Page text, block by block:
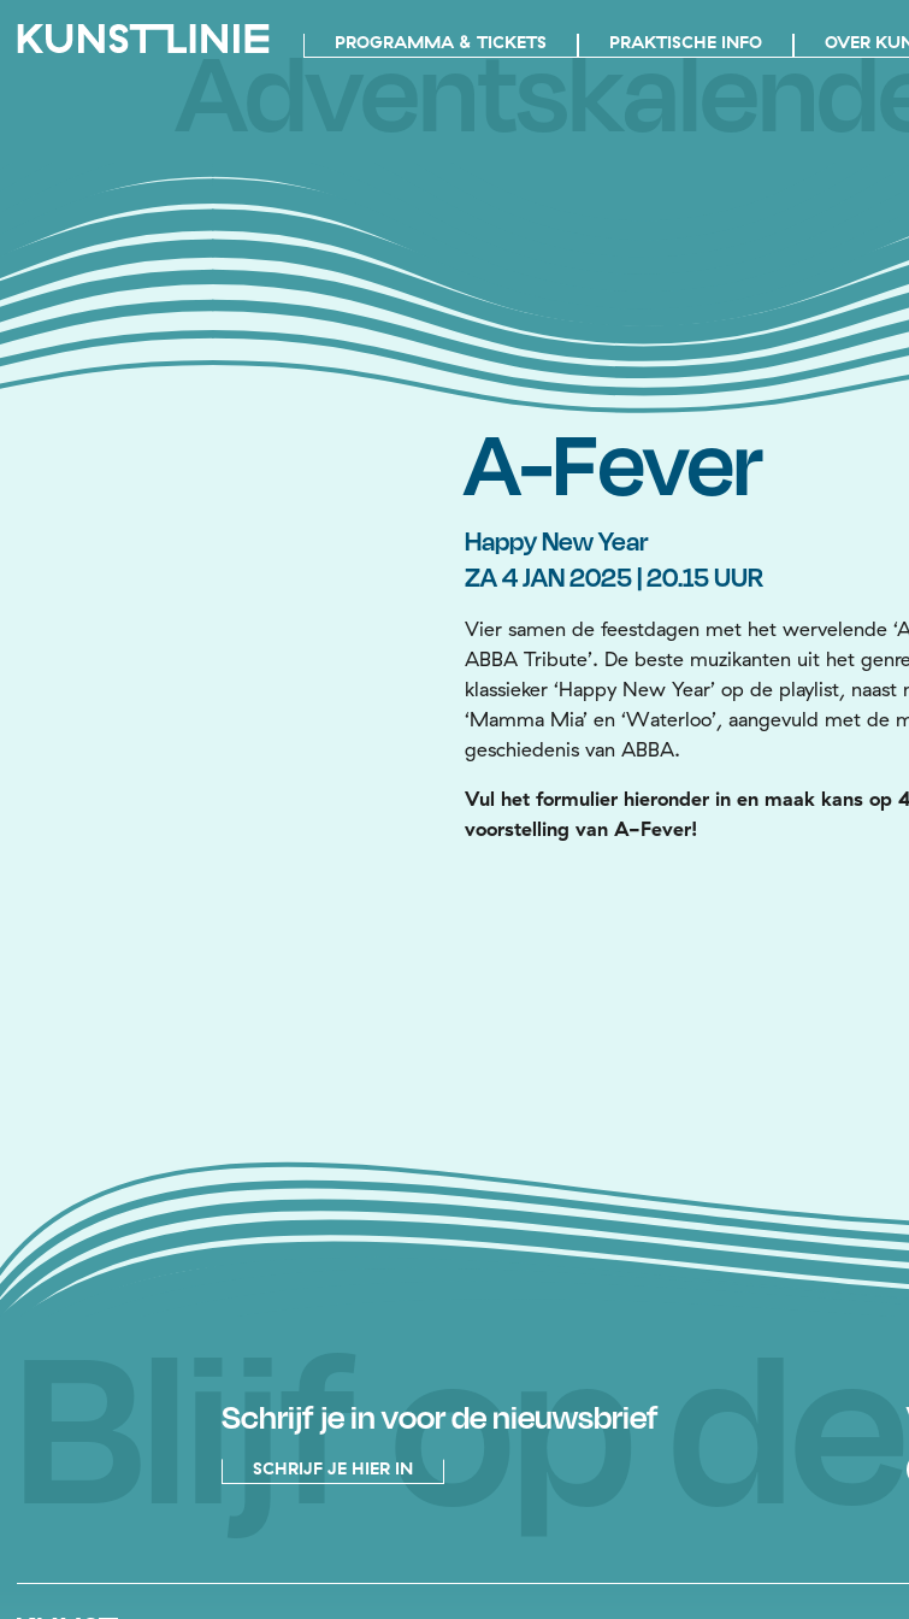
PROGRAMMA & TICKETS PRAKTISCHE INFO OVER
A-Fever
Happy New Year
ZA 4 JAN 2025 | 20.15 UUR
Vier samen de feestdagen met het wervelende
ABBA Tribute’. De beste muzikanten uit het
klassieker ‘Happy New Year’ op de playlist, naast
‘Mamma Mia’ en ‘Waterloo’, aangevuld met de
geschiedenis van ABBA.
Vul het formulier hieronder in en maak kans op
voorstelling van A-Fever!
Blijf op
Schrijf je in voor de nieuwsbrief
SCHRIJF JE HIER IN